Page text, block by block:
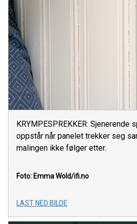
KRYMPESPREKKER: Sjenerende
oppstår når panelet trekker seg
malingen ikke følger etter.
Foto: Emma Wold/ifi.no
LAST NED BILDE